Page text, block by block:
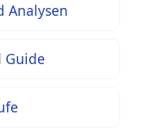
Analysen
Guide